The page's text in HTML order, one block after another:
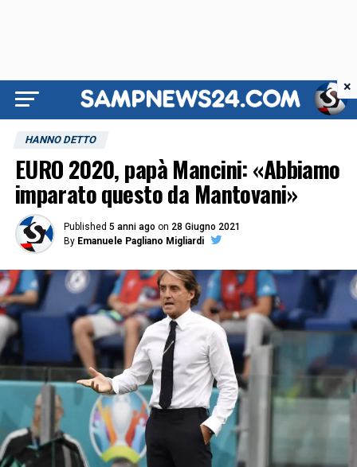
HANNO DETTO
EURO 2020, papà Mancini: «Abbiamo
imparato questo da Mantovani»
Published 5 anni ago on 28 Giugno 2021
By Emanuele Pagliano Migliardi
×